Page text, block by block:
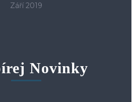
Září 2019
Novinky